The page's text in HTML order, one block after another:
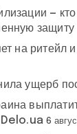
—
на
ущерб
Delo.ua 6